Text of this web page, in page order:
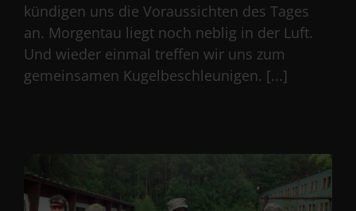
kündigen uns die Voraussichten des Tages
an. Morgentau liegt noch neblig in der Luft.
Und wieder einmal treffen wir uns zum
gemeinsamen Kugelbeschleunigen. [...]